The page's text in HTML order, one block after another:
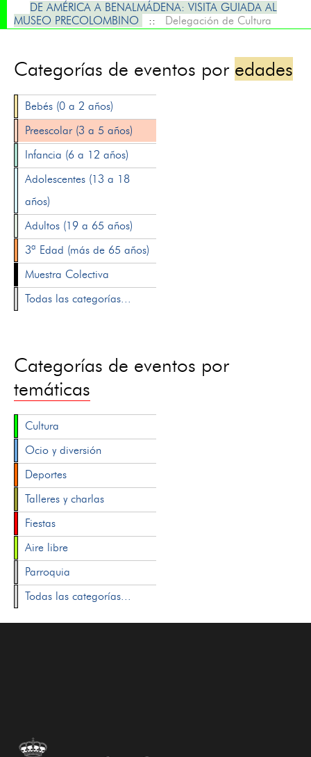
DE AMÉRICA A BENALMÁDENA: VISITA GUIADA AL
MUSEO PRECOLOMBINO
:: Delegación de Cultura
Categorías de eventos por edades
Bebés (0 a 2 años)
Preescolar (3 a 5 años)
Infancia (6 a 12 años)
Adolescentes (13 a 18
años)
Adultos (19 a 65 años)
3ª Edad (más de 65 años)
Muestra Colectiva
Todas las categorías...
Categorías de eventos por
temáticas
Cultura
Ocio y diversión
Deportes
Talleres y charlas
Fiestas
Aire libre
Parroquia
Todas las categorías...